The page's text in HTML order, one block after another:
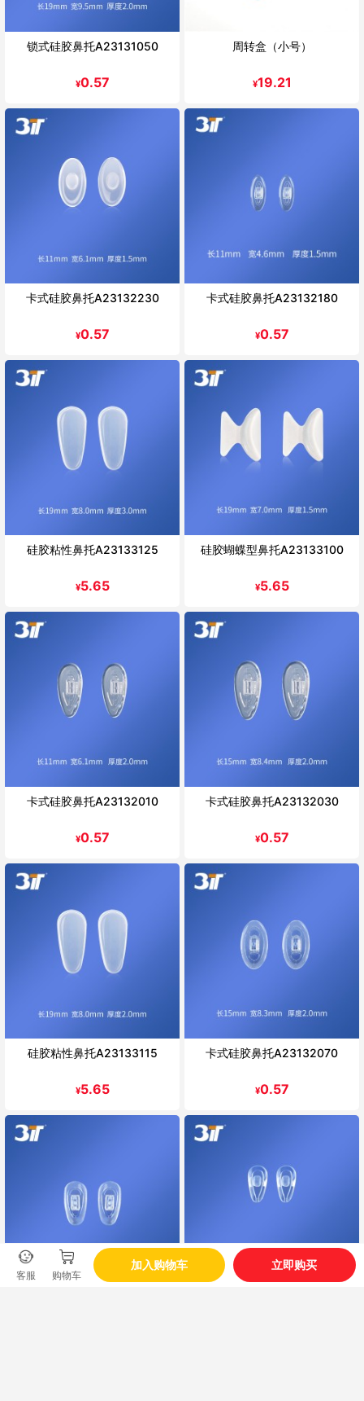
锁式硅胶鼻托A23131050
¥0.57
周转盒（小号）
¥19.21
卡式硅胶鼻托A23132230
¥0.57
卡式硅胶鼻托A23132180
¥0.57
硅胶粘性鼻托A23133125
¥5.65
硅胶蝴蝶型鼻托A23133100
¥5.65
卡式硅胶鼻托A23132010
¥0.57
卡式硅胶鼻托A23132030
¥0.57
硅胶粘性鼻托A23133115
¥5.65
卡式硅胶鼻托A23132070
¥0.57
客服 购物车
加入购物车 立即购买